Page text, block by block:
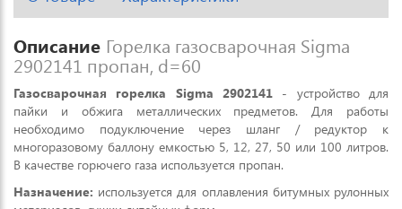
Описание Горелка газосварочная Sigma
2902141 пропан, d=60
Газосварочная горелка Sigma 2902141 - устройство для
пайки и обжига металлических предметов. Для работы
необходимо подуключение через шланг / редуктор к
многоразовому баллону емкостью 5, 12, 27, 50 или 100 литров.
В качестве горючего газа используется пропан.
Назначение: используется для оплавления битумных рулонных